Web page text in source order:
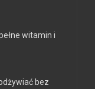
witamin i
bez